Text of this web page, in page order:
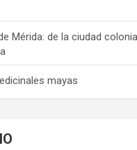
Mérida: de la ciudad
mayas